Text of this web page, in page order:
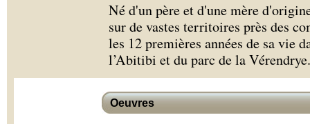
Né d'un père et d'une mère
sur de vastes territoires près des
les 12 premières années de sa vie
l’Abitibi et du parc de la Vérendrye.
Oeuvres